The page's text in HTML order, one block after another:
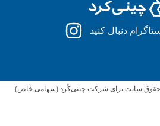
دنبال کنید
حقوق سایت برای شرکت چینی‌کُرد (سهامی خاص)